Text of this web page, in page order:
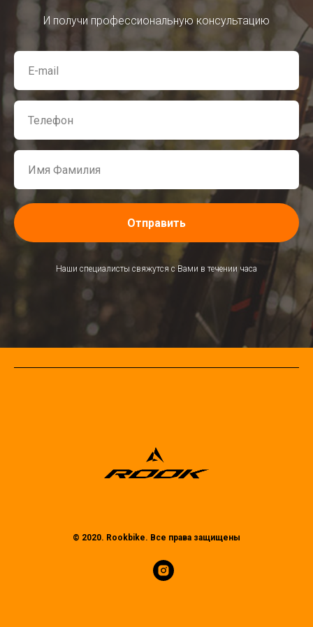
И получи профессиональную консультацию
Отправить
Наши специалисты свяжутся с Вами в течении часа
© 2020. Rookbike. Все права защищены